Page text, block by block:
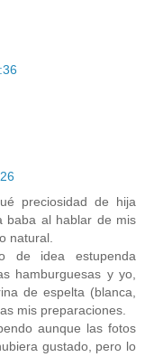
preciosidad de hija
baba al hablar de mis
natural.
de idea estupenda
hamburguesas y yo,
de espelta (blanca,
mis preparaciones.
aunque las fotos
gustado, pero lo